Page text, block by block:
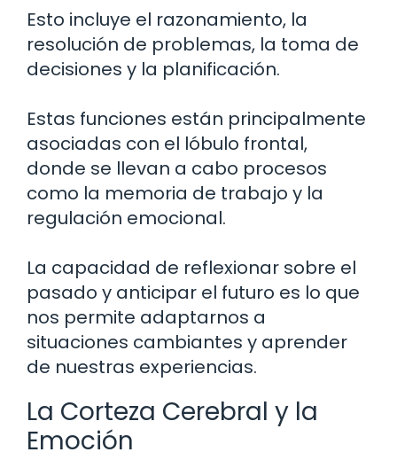
Esto incluye el razonamiento, la
resolución de problemas, la toma de
decisiones y la planificación.
Estas funciones están principalmente
asociadas con el lóbulo frontal,
donde se llevan a cabo procesos
como la memoria de trabajo y la
regulación emocional.
La capacidad de reflexionar sobre el
pasado y anticipar el futuro es lo que
nos permite adaptarnos a
situaciones cambiantes y aprender
de nuestras experiencias.
La Corteza Cerebral y la
Emoción